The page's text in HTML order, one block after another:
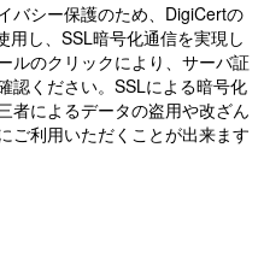
バシー保護のため、DigiCertの
用し、SSL暗号化通信を実現し
ルのクリックにより、サーバ証
認ください。SSLによる暗号化
者によるデータの盗用や改ざん
ご利用いただくことが出来ます